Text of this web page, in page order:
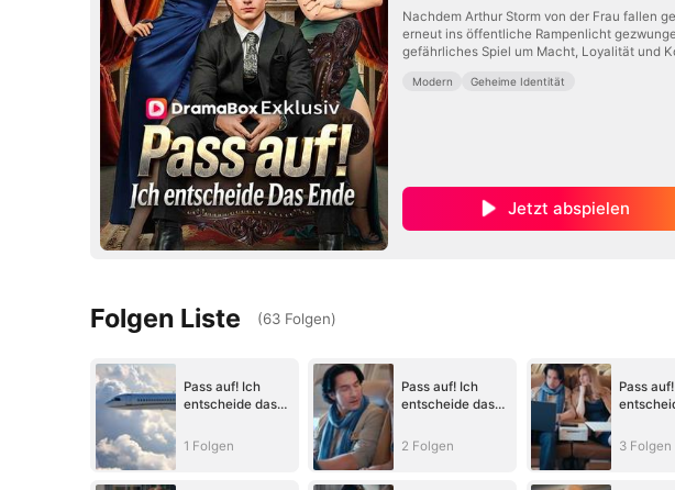
Nachdem Arthur Storm von der Frau fallen
erneut ins öffentliche Rampenlicht
gefährliches Spiel um Macht, Loyalität und
Modern Geheime Identität
Jetzt abspielen
Folgen Liste (63 Folgen)
Pass auf! Ich
entscheide das
Synchronisiert)
1 Folgen
Pass auf! Ich
entscheide das
Synchronisiert)
2 Folgen
Pass
3 Folgen